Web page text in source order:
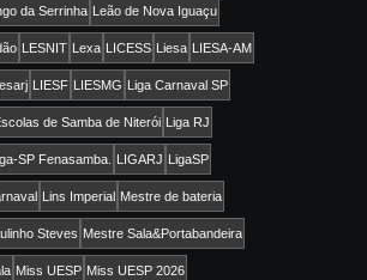
da Serrinha Leão de Nova Iguaçu
LESNIT Lexa LICESS Liesa LIESA-AM
LIESF LIESMG Liga Carnaval SP
de Samba de Niterói Liga RJ
SP Fenasamba. LIGARJ LigaSP
Lins Imperial Mestre de bateria
Steves Mestre Sala&Portabandeira
Miss UESP Miss UESP 2026